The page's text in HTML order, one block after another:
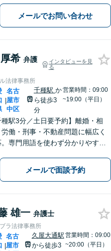
を行います！【初回相談無料】
メールでお問い合わせ
希 弁護
インタビューを見
る
法律事務所
|
名古
屋市
中区
千種駅 か
ら徒歩3
分
営業時間：09:00
~19:00（平日）
種駅3分／土日要予約】離婚・相
働・刑事・不動産問題に幅広く
専門用語を使わず分かりやすく
護士が、あなたが気づいていない
な解決策まで、期待を超える「必
メールで面談予約
雄一 弁護士
ラ法律事務所
|
名古
屋市
久屋大通駅
から徒歩3
営業時間：09:00
~20:00（平日）